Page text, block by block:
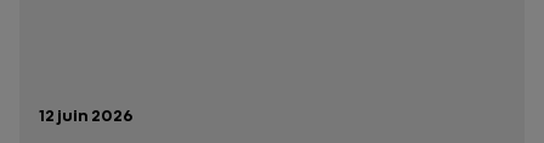
Date de publication:
12 juin 2026